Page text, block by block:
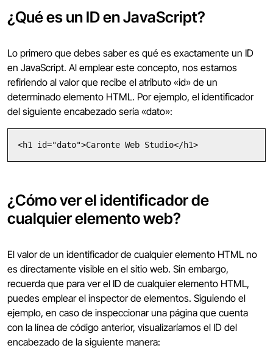
¿Qué es un ID en JavaScript?
Lo primero que debes saber es qué es exactamente un ID
en JavaScript. Al emplear este concepto, nos estamos
refiriendo al valor que recibe el atributo «id» de un
determinado elemento HTML. Por ejemplo, el identificador
del siguiente encabezado sería «dato»:
<h1 id="dato">Caronte Web Studio</h1>
¿Cómo ver el identificador de
cualquier elemento web?
El valor de un identificador de cualquier elemento HTML no
es directamente visible en el sitio web. Sin embargo,
recuerda que para ver el ID de cualquier elemento HTML,
puedes emplear el inspector de elementos. Siguiendo el
ejemplo, en caso de inspeccionar una página que cuenta
con la línea de código anterior, visualizaríamos el ID del
encabezado de la siguiente manera: